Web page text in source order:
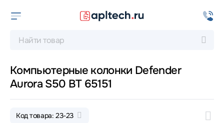
Компьютерные колонки Defender
Aurora S50 BT 65151
Код товара: 23-23